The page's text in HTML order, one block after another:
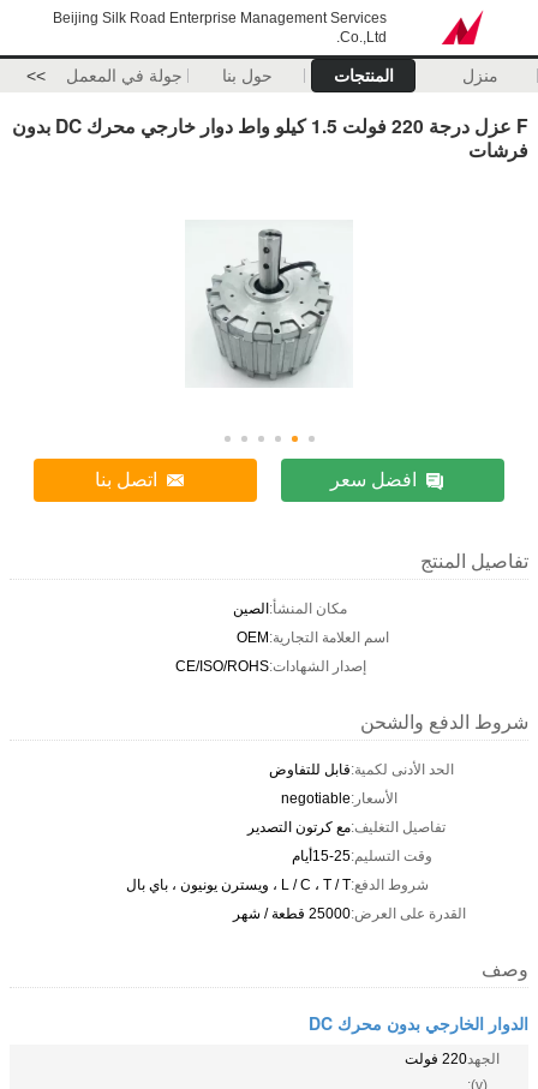
Beijing Silk Road Enterprise Management Services
Co.,Ltd.
منزل المنتجات حول بنا جولة في المعمل >>
F عزل درجة 220 فولت 1.5 كيلو واط دوار خارجي محرك DC بدون
فرشات
افضل سعر اتصل بنا
تفاصيل المنتج
مكان المنشأ:الصين
اسم العلامة التجارية:OEM
إصدار الشهادات:CE/ISO/ROHS
شروط الدفع والشحن
الحد الأدنى لكمية:قابل للتفاوض
الأسعار:negotiable
تفاصيل التغليف:مع كرتون التصدير
وقت التسليم:15-25أيام
شروط الدفع:L / C ، T / T ، ويسترن يونيون ، باي بال
القدرة على العرض:25000 قطعة / شهر
وصف
الدوار الخارجي بدون محرك DC
الجهد
(v):
220 فولت